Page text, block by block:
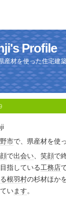
Profile
産材を使った住宅建
市で、県産材を使
で出会い、 笑顔で
指している工務店
根羽村の杉材ほか
います。